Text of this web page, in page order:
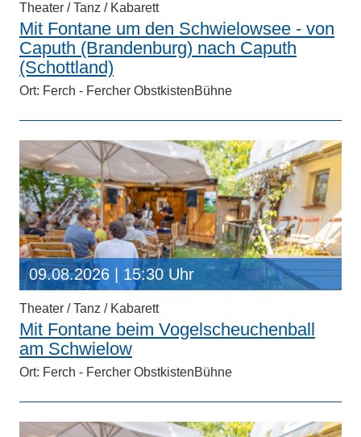
Theater / Tanz / Kabarett
Mit Fontane um den Schwielowsee - von
Caputh (Brandenburg) nach Caputh
(Schottland)
Ort: Ferch - Fercher ObstkistenBühne
09.08.2026 | 15:30 Uhr
Theater / Tanz / Kabarett
Mit Fontane beim Vogelscheuchenball
am Schwielow
Ort: Ferch - Fercher ObstkistenBühne